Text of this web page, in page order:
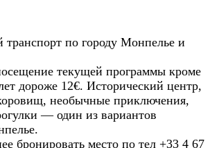
по городу Монпелье и
текущей программы кроме
дороже 12€. Исторический центр,
необычные приключения,
— один из вариантов
бронировать место по тел +33 4 67